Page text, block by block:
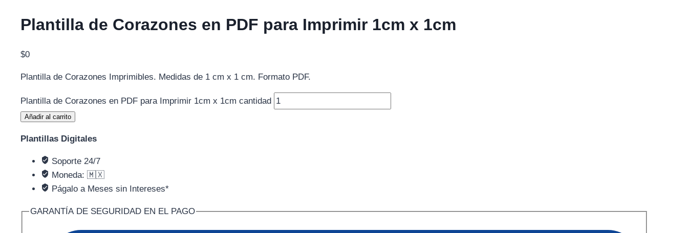
Plantilla de Corazones en PDF para Imprimir 1cm x 1cm
$0
Plantilla de Corazones Imprimibles. Medidas de 1 cm x 1 cm. Formato PDF.
Plantilla de Corazones en PDF para Imprimir 1cm x 1cm cantidad
Añadir al carrito
Plantillas Digitales
Soporte 24/7
Moneda: 🇲🇽
Págalo a Meses sin Intereses*
GARANTÍA DE SEGURIDAD EN EL PAGO